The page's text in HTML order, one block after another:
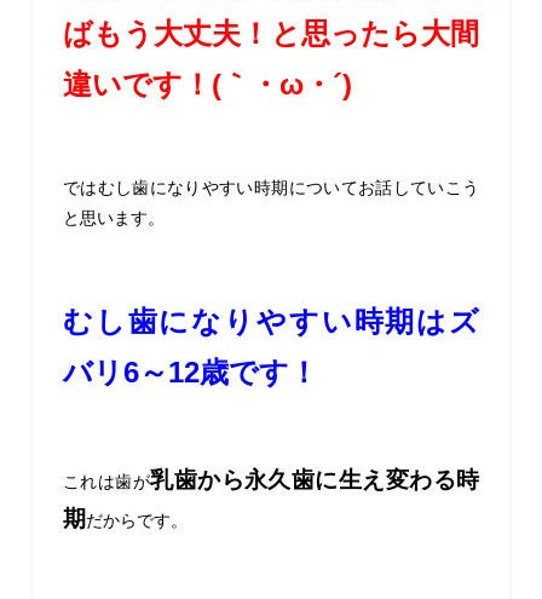
ばもう大丈夫！と思ったら大間
違いです！(｀・ω・´)
ではむし歯になりやすい時期についてお話していこう
と思います。
むし歯になりやすい時期はズ
バリ6～12歳です！
これは歯が乳歯から永久歯に生え変わる時
期だからです。